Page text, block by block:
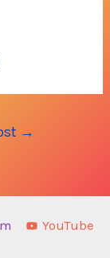
→
YouTube